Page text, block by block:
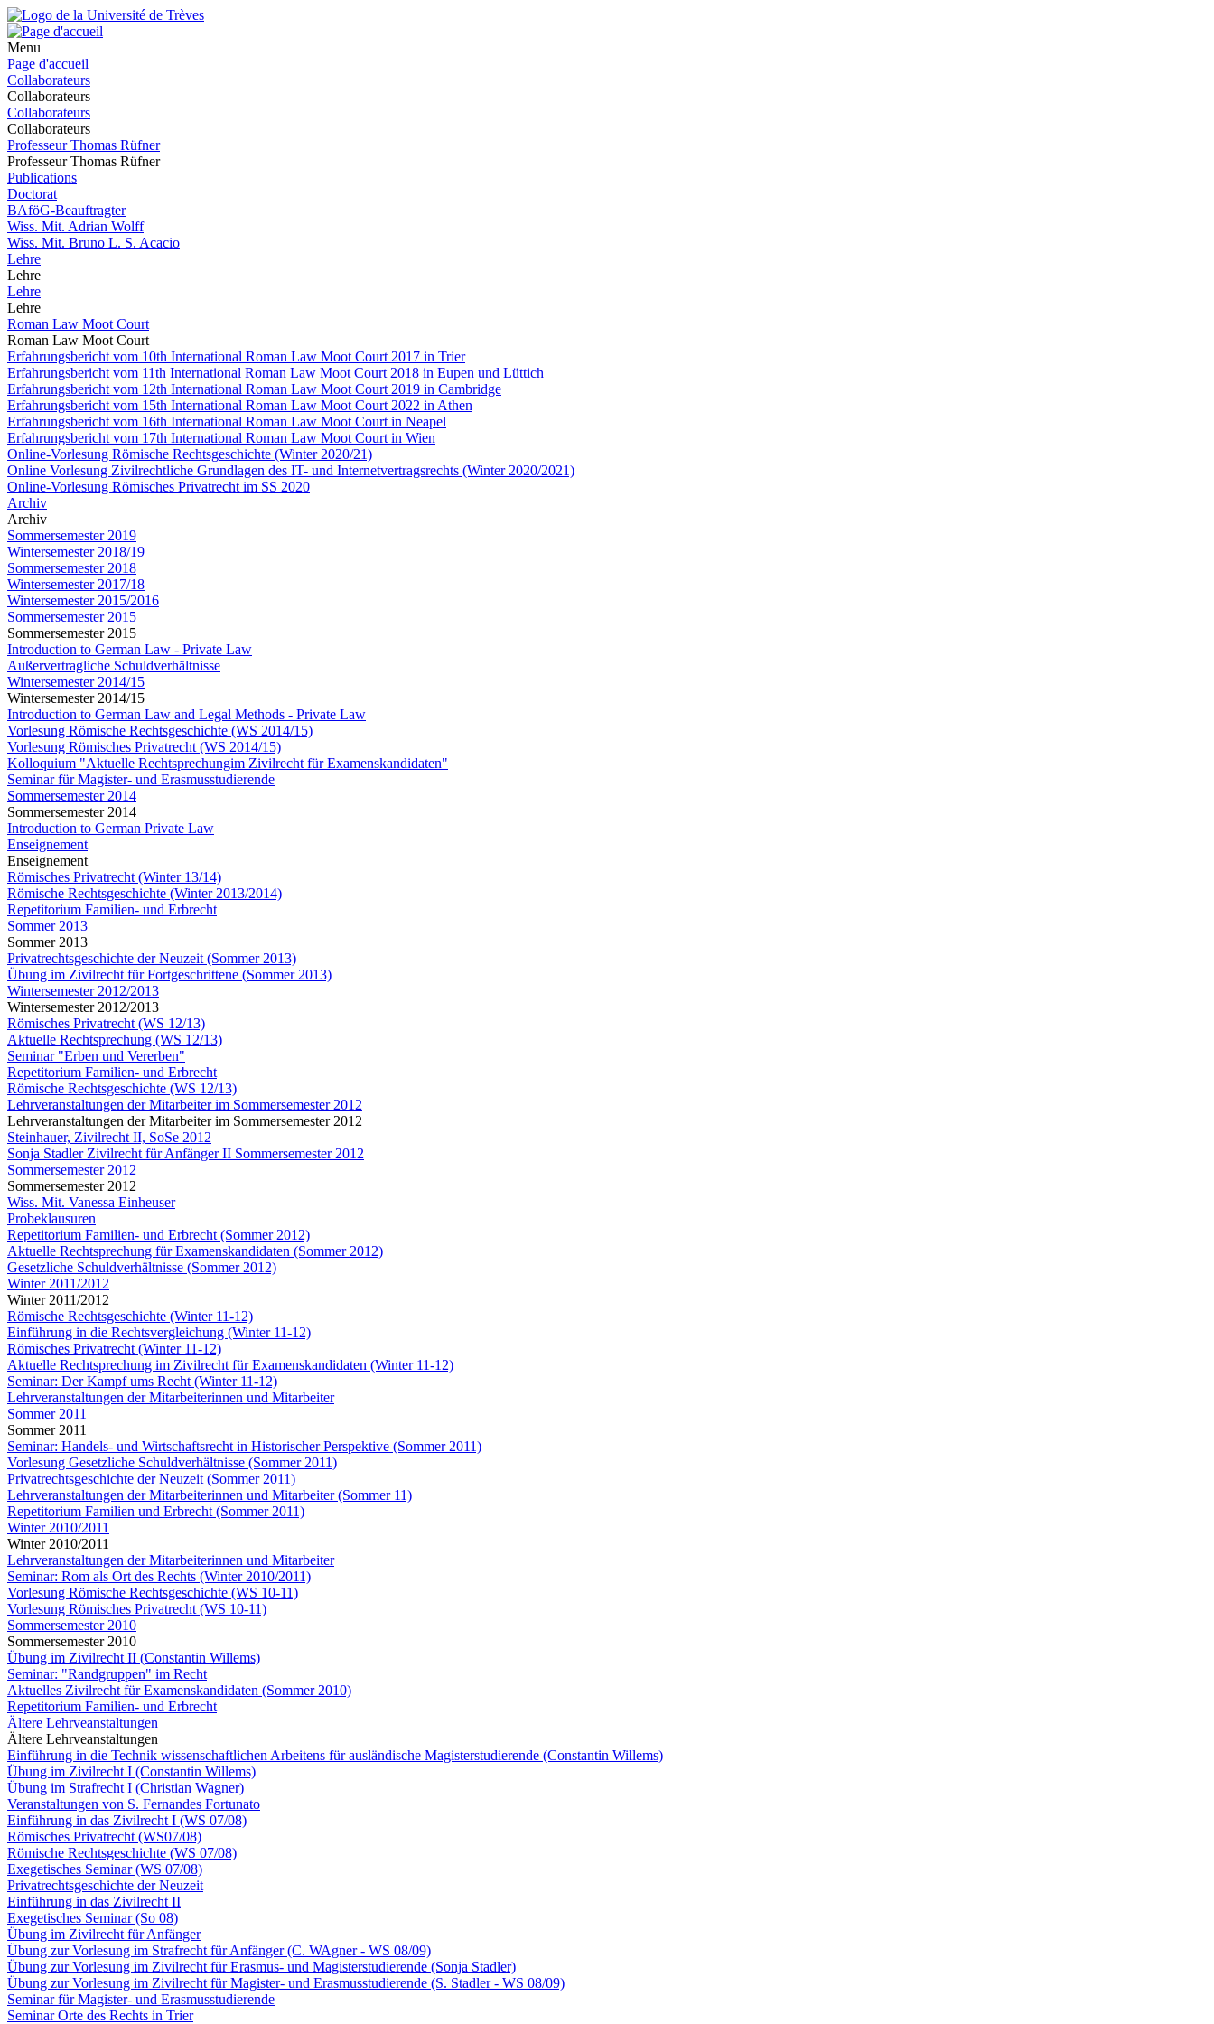
Menu
Page d'accueil
Collaborateurs
Collaborateurs
Collaborateurs
Collaborateurs
Professeur Thomas Rüfner
Professeur Thomas Rüfner
Publications
Doctorat
BAföG-Beauftragter
Wiss. Mit. Adrian Wolff
Wiss. Mit. Bruno L. S. Acacio
Lehre
Lehre
Lehre
Lehre
Roman Law Moot Court
Roman Law Moot Court
Erfahrungsbericht vom 10th International Roman Law Moot Court 2017 in Trier
Erfahrungsbericht vom 11th International Roman Law Moot Court 2018 in Eupen und Lüttich
Erfahrungsbericht vom 12th International Roman Law Moot Court 2019 in Cambridge
Erfahrungsbericht vom 15th International Roman Law Moot Court 2022 in Athen
Erfahrungsbericht vom 16th International Roman Law Moot Court in Neapel
Erfahrungsbericht vom 17th International Roman Law Moot Court in Wien
Online-Vorlesung Römische Rechtsgeschichte (Winter 2020/21)
Online Vorlesung Zivilrechtliche Grundlagen des IT- und Internetvertragsrechts (Winter 2020/2021)
Online-Vorlesung Römisches Privatrecht im SS 2020
Archiv
Archiv
Sommersemester 2019
Wintersemester 2018/19
Sommersemester 2018
Wintersemester 2017/18
Wintersemester 2015/2016
Sommersemester 2015
Sommersemester 2015
Introduction to German Law - Private Law
Außervertragliche Schuldverhältnisse
Wintersemester 2014/15
Wintersemester 2014/15
Introduction to German Law and Legal Methods - Private Law
Vorlesung Römische Rechtsgeschichte (WS 2014/15)
Vorlesung Römisches Privatrecht (WS 2014/15)
Kolloquium "Aktuelle Rechtsprechungim Zivilrecht für Examenskandidaten"
Seminar für Magister- und Erasmusstudierende
Sommersemester 2014
Sommersemester 2014
Introduction to German Private Law
Enseignement
Enseignement
Römisches Privatrecht (Winter 13/14)
Römische Rechtsgeschichte (Winter 2013/2014)
Repetitorium Familien- und Erbrecht
Sommer 2013
Sommer 2013
Privatrechtsgeschichte der Neuzeit (Sommer 2013)
Übung im Zivilrecht für Fortgeschrittene (Sommer 2013)
Wintersemester 2012/2013
Wintersemester 2012/2013
Römisches Privatrecht (WS 12/13)
Aktuelle Rechtsprechung (WS 12/13)
Seminar "Erben und Vererben"
Repetitorium Familien- und Erbrecht
Römische Rechtsgeschichte (WS 12/13)
Lehrveranstaltungen der Mitarbeiter im Sommersemester 2012
Lehrveranstaltungen der Mitarbeiter im Sommersemester 2012
Steinhauer, Zivilrecht II, SoSe 2012
Sonja Stadler Zivilrecht für Anfänger II Sommersemester 2012
Sommersemester 2012
Sommersemester 2012
Wiss. Mit. Vanessa Einheuser
Probeklausuren
Repetitorium Familien- und Erbrecht (Sommer 2012)
Aktuelle Rechtsprechung für Examenskandidaten (Sommer 2012)
Gesetzliche Schuldverhältnisse (Sommer 2012)
Winter 2011/2012
Winter 2011/2012
Römische Rechtsgeschichte (Winter 11-12)
Einführung in die Rechtsvergleichung (Winter 11-12)
Römisches Privatrecht (Winter 11-12)
Aktuelle Rechtsprechung im Zivilrecht für Examenskandidaten (Winter 11-12)
Seminar: Der Kampf ums Recht (Winter 11-12)
Lehrveranstaltungen der Mitarbeiterinnen und Mitarbeiter
Sommer 2011
Sommer 2011
Seminar: Handels- und Wirtschaftsrecht in Historischer Perspektive (Sommer 2011)
Vorlesung Gesetzliche Schuldverhältnisse (Sommer 2011)
Privatrechtsgeschichte der Neuzeit (Sommer 2011)
Lehrveranstaltungen der Mitarbeiterinnen und Mitarbeiter (Sommer 11)
Repetitorium Familien und Erbrecht (Sommer 2011)
Winter 2010/2011
Winter 2010/2011
Lehrveranstaltungen der Mitarbeiterinnen und Mitarbeiter
Seminar: Rom als Ort des Rechts (Winter 2010/2011)
Vorlesung Römische Rechtsgeschichte (WS 10-11)
Vorlesung Römisches Privatrecht (WS 10-11)
Sommersemester 2010
Sommersemester 2010
Übung im Zivilrecht II (Constantin Willems)
Seminar: "Randgruppen" im Recht
Aktuelles Zivilrecht für Examenskandidaten (Sommer 2010)
Repetitorium Familien- und Erbrecht
Ältere Lehrveanstaltungen
Ältere Lehrveanstaltungen
Einführung in die Technik wissenschaftlichen Arbeitens für ausländische Magisterstudierende (Constantin Willems)
Übung im Zivilrecht I (Constantin Willems)
Übung im Strafrecht I (Christian Wagner)
Veranstaltungen von S. Fernandes Fortunato
Einführung in das Zivilrecht I (WS 07/08)
Römisches Privatrecht (WS07/08)
Römische Rechtsgeschichte (WS 07/08)
Exegetisches Seminar (WS 07/08)
Privatrechtsgeschichte der Neuzeit
Einführung in das Zivilrecht II
Exegetisches Seminar (So 08)
Übung im Zivilrecht für Anfänger
Übung zur Vorlesung im Strafrecht für Anfänger (C. WAgner - WS 08/09)
Übung zur Vorlesung im Zivilrecht für Erasmus- und Magisterstudierende (Sonja Stadler)
Übung zur Vorlesung im Zivilrecht für Magister- und Erasmusstudierende (S. Stadler - WS 08/09)
Seminar für Magister- und Erasmusstudierende
Seminar Orte des Rechts in Trier